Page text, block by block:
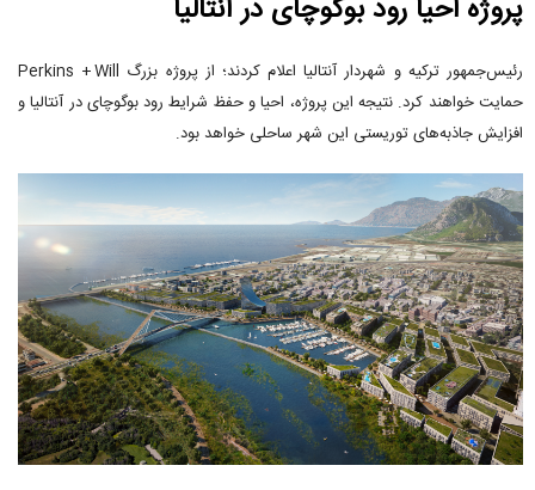
پروژه احیا رود بوگوچای در آنتالیا
رئیس‌جمهور ترکیه و شهردار آنتالیا اعلام کردند؛ از پروژه بزرگ Perkins + Will
حمایت خواهند کرد. نتیجه این پروژه، احیا و حفظ شرایط رود بوگوچای در آنتالیا و
افزایش جاذبه‌های توریستی این شهر ساحلی خواهد بود.